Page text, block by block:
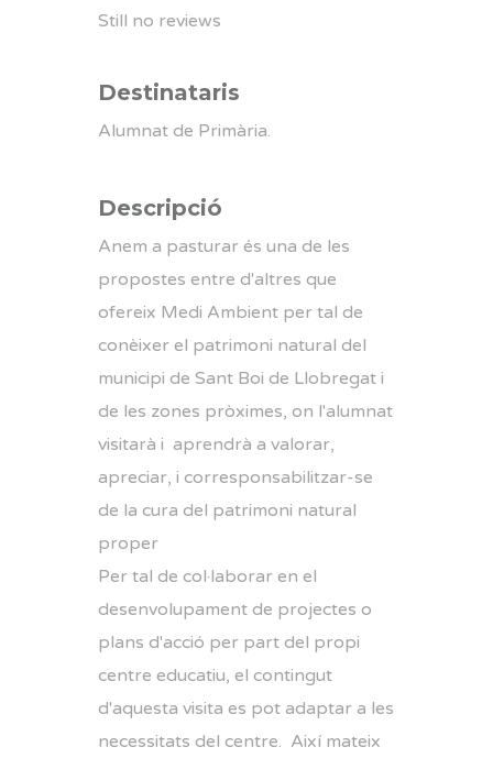
Still no reviews
Destinataris
Alumnat de Primària.
Descripció
Anem a pasturar és una de les
propostes entre d'altres que
ofereix Medi Ambient per tal de
conèixer el patrimoni natural del
municipi de Sant Boi de Llobregat i
de les zones pròximes, on l'alumnat
visitarà i aprendrà a valorar,
apreciar, i corresponsabilitzar-se
de la cura del patrimoni natural
proper
Per tal de col·laborar en el
desenvolupament de projectes o
plans d'acció per part del propi
centre educatiu, el contingut
d'aquesta visita es pot adaptar a les
necessitats del centre. Així mateix